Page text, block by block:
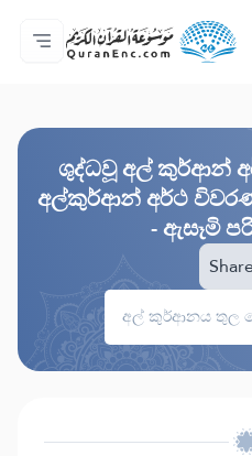
මුල් පිටුව
පරිවර්තන පටුන
Audio
සංවර්ධක සේවා - API
ව්‍යාපෘතිය ගැන
අප අමතන්න
භාෂාව
ශුද්ධවූ අල් කුර්ආන්
අල්කුර්ආන් අර්ථ
- ඇසෑමි
Share